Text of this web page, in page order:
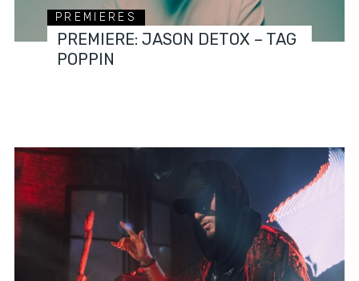
PREMIERES
PREMIERE: JASON DETOX – TAG
POPPIN